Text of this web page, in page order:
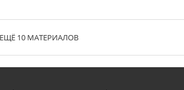
10 МАТЕРИАЛОВ